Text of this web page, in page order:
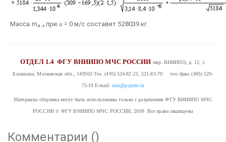
Масса mи.э при u = 0 м/с составит 528039 кг.
ОТДЕЛ 1.4ФГУ ВНИИПО МЧС РОССИИ мкр. ВНИИПО, д. 12, г.
Балашиха, Московская обл., 143903Тел. (495) 524-82-21, 521-83-70 тел./факс (495) 529-
75-19 E-mail: nsis@pojtest.ru
Материалы сборника могут быть использованы только с разрешения ФГУ ВНИИПО МЧС
РОССИИ© ФГУ ВНИИПО МЧС РОССИИ, 2009 Все права защищены
Комментарии ()